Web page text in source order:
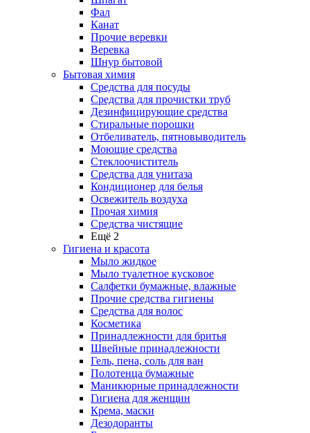
Фал
Канат
Прочие веревки
Веревка
Шнур бытовой
Бытовая химия
Средства для посуды
Средства для прочистки труб
Дезинфицирующие средства
Стиральные порошки
Отбеливатель, пятновыводитель
Моющие средства
Стеклоочиститель
Средства для унитаза
Кондиционер для белья
Освежитель воздуха
Прочая химия
Средства чистящие
Ещё 2
Гигиена и красота
Мыло жидкое
Мыло туалетное кусковое
Салфетки бумажные, влажные
Прочие средства гигиены
Средства для волос
Косметика
Принадлежности для бритья
Швейные принадлежности
Гель, пена, соль для ван
Полотенца бумажные
Маникюрные принадлежности
Гигиена для женщин
Крема, маски
Дезодоранты